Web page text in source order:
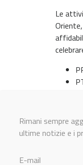
Le
Rimani sempre
ultime notizie e i
E-mail